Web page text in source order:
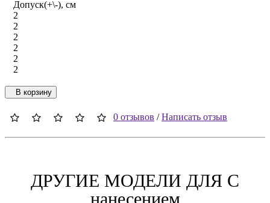
Допуск(+\-), см
2
2
2
2
2
2
В корзину
0 отзывов /Написать отзыв
ДРУГИЕ МОДЕЛИ ДЛЯ C
нанесением